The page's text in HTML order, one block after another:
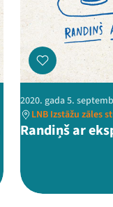
2020. gada 5.
LNB Izstāžu zāles
Randiņš ar